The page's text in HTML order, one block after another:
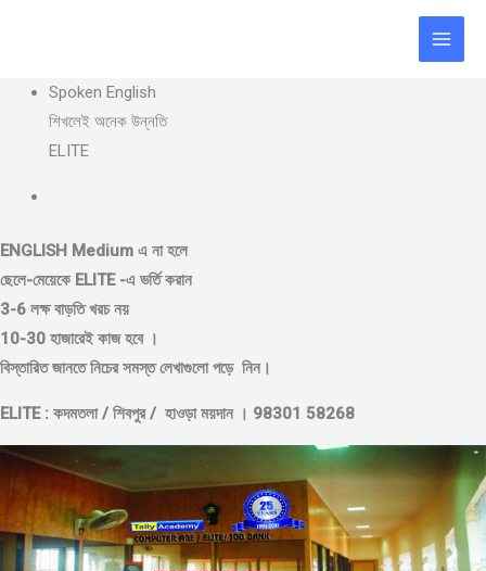
Spoken English
শিখলেই অনেক উন্নতি
ELITE
ENGLISH Medium এ না হলে
ছেলে-মেয়েকে ELITE -এ ভর্তি করান
3-6 লক্ষ বাড়তি খরচ নয়
10-30 হাজারেই কাজ হবে ।
বিস্তারিত জানতে নিচের সমস্ত লেখাগুলো পড়ে নিন।
ELITE : কদমতলা / শিবপুর / হাওড়া ময়দান । 98301 58268